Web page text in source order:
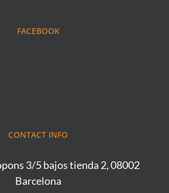
FACEBOOK
CONTACT INFO
3/5 bajos tienda 2, 08002
Barcelona